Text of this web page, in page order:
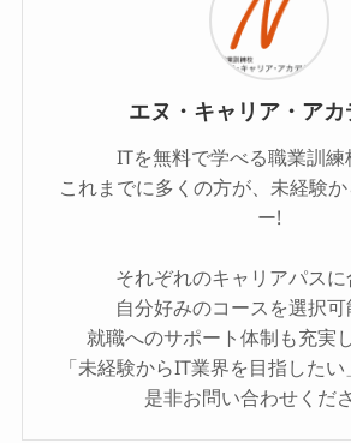
エヌ・キャリア・アカ
ITを無料で学べる職業訓練
これまでに多くの方が、未経験
ー!
それぞれのキャリアパスに
自分好みのコースを選択可
就職へのサポート体制も充実
「未経験からIT業界を目指したい
是非お問い合わせくださ